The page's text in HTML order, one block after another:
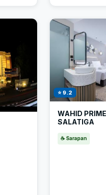
⭐ 9.2
WAHID
SALATIGA
☕ Sarapan